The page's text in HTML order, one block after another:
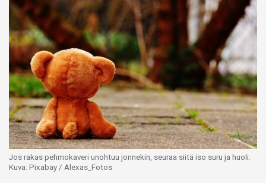
Jos rakas pehmokaveri unohtuu jonnekin, seuraa siitä iso suru ja huoli.
Kuva: Pixabay / Alexas_Fotos